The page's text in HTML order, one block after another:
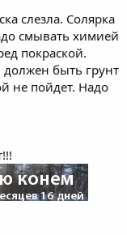
слезла. Солярка
смывать химией
покраской.
быть грунт
не пойдет. Надо